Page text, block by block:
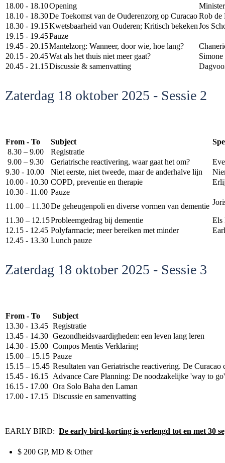
18.00 - 18.10Opening
18.10 - 18.30De Toekomst van de Ouderenzorg op CuracaoRob de
18.30 - 19.15Kwetsbaarheid van Ouderen; Kritisch bekekenJos
19.15 - 19.45Pauze
19.45 - 20.15Mantelzorg: Wanneer, door wie, hoe lang?
20.15 - 20.45Wat als het thuis niet meer gaat?
20.45 - 21.15Discussie & samenvatting
Zaterdag 18 oktober 2025 - Sessie 2
From - To Subject
8.30 – 9.00
Registratie
9.00 – 9.30
Geriatrische reactivering, waar gaat het om?
9.30 - 10.00
Niet eerste, niet tweede, maar de anderhalve lijn
10.00 - 10.30 COPD, preventie en therapie
10.30 - 11.00 Pauze
11.00 – 11.30De geheugenpoli en diverse vormen van dementie
11.30 – 12.15Probleemgedrag bij dementie
Els
12.15 - 12.45 Polyfarmacie; meer bereiken met minder
12.45 - 13.30 Lunch pauze
Zaterdag 18 oktober 2025 - Sessie 3
From - To
Subject
13.30 - 13.45 Registratie
13.45 - 14.30 Gezondheidsvaardigheden: een leven lang leren
14.30 - 15.00 Compos Mentis Verklaring
15.00 – 15.15 Pauze
15.15 – 15.45 Resultaten van Geriatrische reactivering. De Curacao
15.45 - 16.15 Advance Care Planning: De noodzakelijke 'way to go'
16.15 - 17.00 Ora Solo Baha den Laman
17.00 - 17.15 Discussie en samenvatting
EARLY BIRD: De early bird-korting is verlengd tot en met 30
$ 200 GP, MD & Other